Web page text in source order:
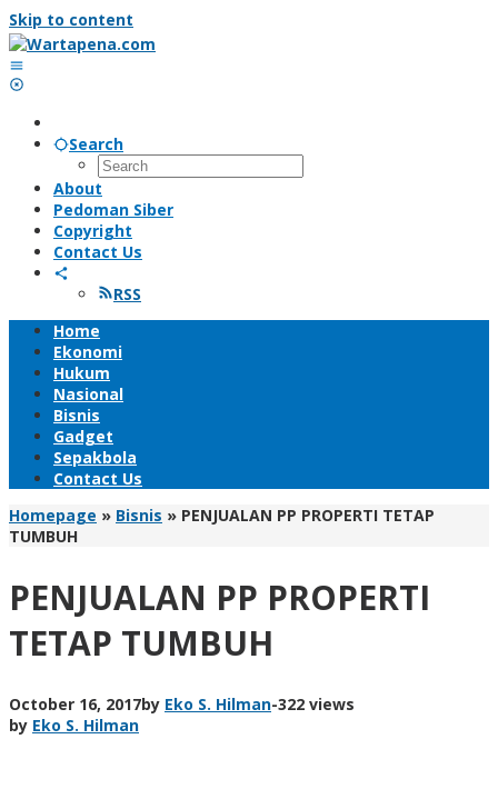
Skip to content
Search
About
Pedoman Siber
Copyright
Contact Us
RSS
Home
Ekonomi
Hukum
Nasional
Bisnis
Gadget
Sepakbola
Contact Us
Homepage » Bisnis » PENJUALAN PP PROPERTI TETAP
TUMBUH
PENJUALAN PP PROPERTI
TETAP TUMBUH
October 16, 2017by Eko S. Hilman-322 views
by Eko S. Hilman